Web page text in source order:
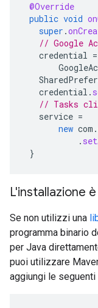
@Override
public void
super .
// Google
credential =
credential .
// Tasks
service =
new com .
.
}
L'installazione
Se non utilizzi una
programma binario
per Java
puoi utilizzare
aggiungi le